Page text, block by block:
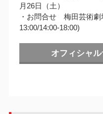
月26日（土）
・お問合せ 梅田芸術劇
13:00/14:00-18:00)
オフィシャ